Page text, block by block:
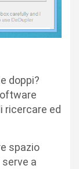
doppi?
ricercare ed
spazio
a